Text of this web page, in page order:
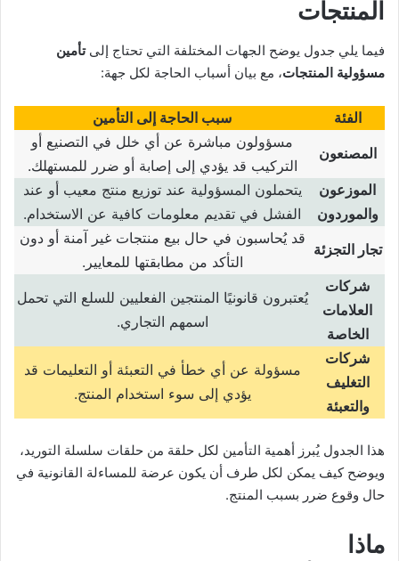
المنتجات
فيما يلي جدول يوضح الجهات المختلفة التي تحتاج إلىتأمين
مسؤولية المنتجات، مع بيان أسباب الحاجة لكل جهة:
الفئة
سبب الحاجة إلى التأمين
المصنعون
مسؤولون مباشرة عن أي خلل في التصنيع أو
التركيب قد يؤدي إلى إصابة أو ضرر للمستهلك.
الموزعون
والموردون
يتحملون المسؤولية عند توزيع منتج معيب أو عند
الفشل في تقديم معلومات كافية عن الاستخدام.
تجار التجزئة
قد يُحاسبون في حال بيع منتجات غير آمنة أو دون
التأكد من مطابقتها للمعايير .
شركات
العلامات
الخاصة
يُعتبرون قانونيًا المنتجين الفعليين للسلع التي تحمل
اسمهم التجاري.
شركات
التغليف
والتعبئة
مسؤولة عن أي خطأ في التعبئة أو التعليمات قد
يؤدي إلى سوء استخدام المنتج.
هذا الجدول يُبرز أهمية التأمين لكل حلقة من حلقات سلسلة التوريد،
ويوضح كيف يمكن لكل طرف أن يكون عرضة للمساءلة القانونية في
حال وقوع ضرر بسبب المنتج.
ماذا